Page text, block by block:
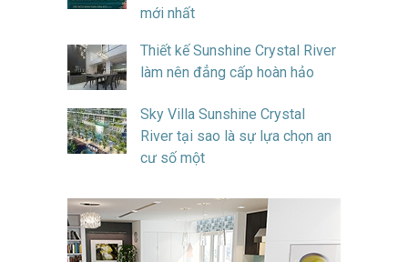
mới nhất
Thiết kế Sunshine Crystal River
làm nên đẳng cấp hoàn hảo
Sky Villa Sunshine Crystal
River tại sao là sự lựa chọn an
cư số một